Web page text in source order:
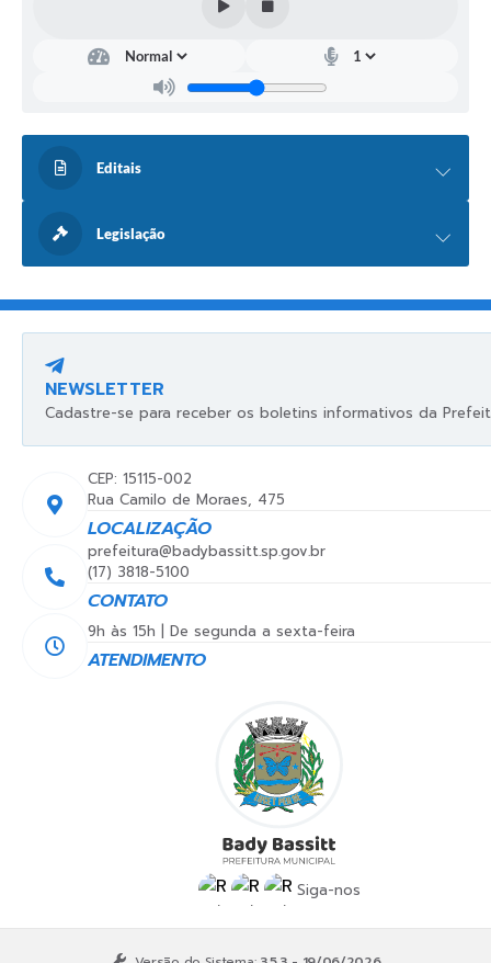
Editais
Legislação
Siga-nos
LOCALIZAÇÃO
Rua Camilo de Moraes, 475
CEP: 15115-002
CONTATO
(17) 3818-5100
prefeitura@badybassitt.sp.gov.br
ATENDIMENTO
9h às 15h | De segunda a sexta-feira
NEWSLETTER
Cadastre-se para receber os boletins informativos da